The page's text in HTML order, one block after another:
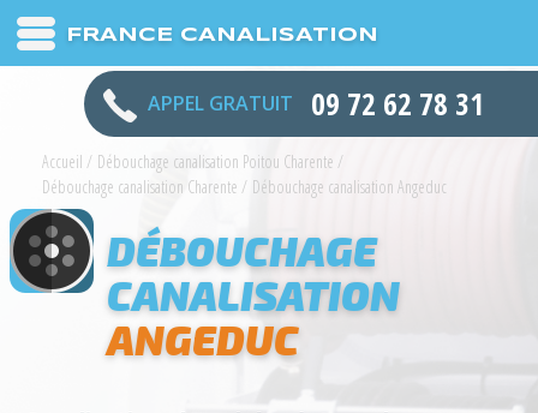
FRANCE CANALISATION
APPEL GRATUIT 09 72 62 78 31
Accueil / Débouchage canalisation Poitou Charente /
Débouchage canalisation Charente / Débouchage canalisation Angeduc
DÉBOUCHAGE
CANALISATION
ANGEDUC